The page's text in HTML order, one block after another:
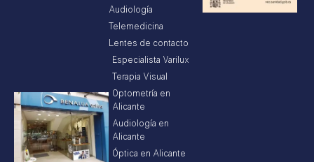
Audiología
Telemedicina
Lentes de contacto
Especialista Varilux
Terapia Visual
Optometría en
Alicante
Audiología en
Alicante
Óptica en Alicante